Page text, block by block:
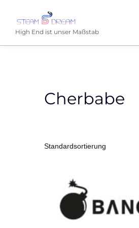
High End ist unser Maßstab
Cherbabe